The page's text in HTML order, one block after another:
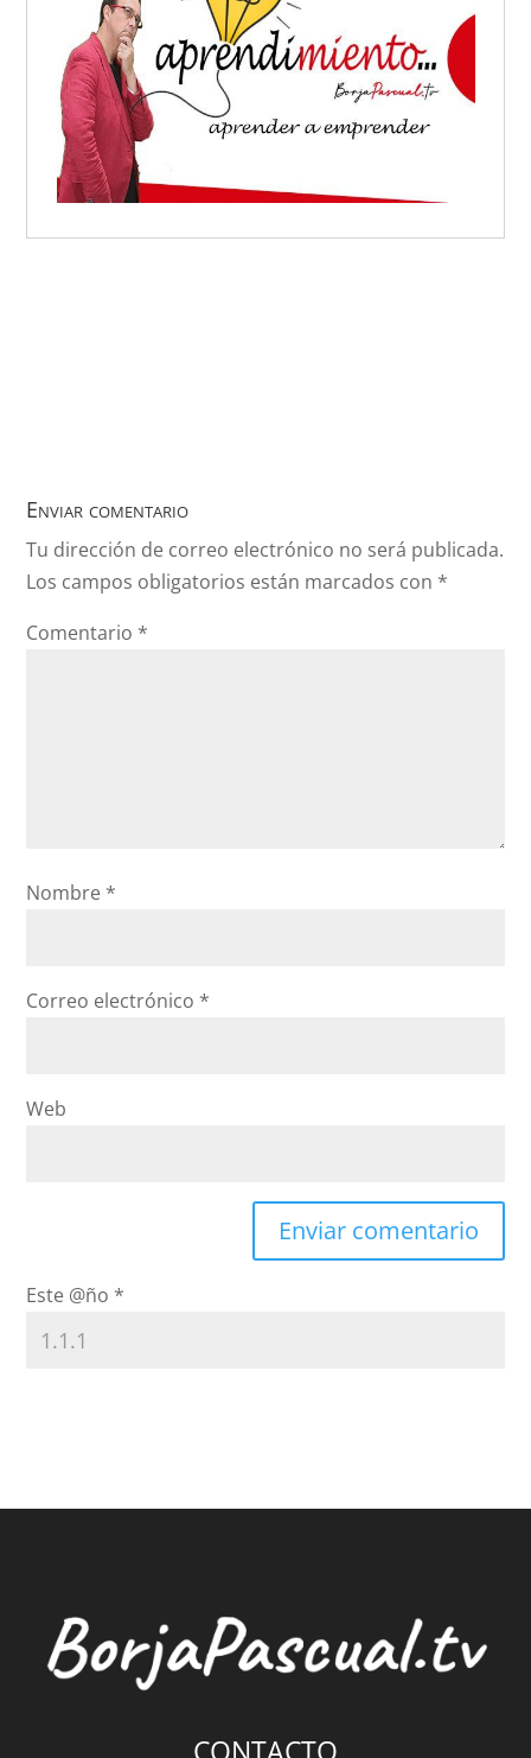
Enviar comentario
Tu dirección de correo electrónico no será publicada.
Los campos obligatorios están marcados con *
Comentario *
Nombre *
Correo electrónico *
Web
Este @ño *
CONTACTO